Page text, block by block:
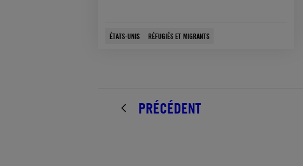
ÉTATS-UNIS RÉFUGIÉS ET MIGRANTS
PRÉCÉDENT